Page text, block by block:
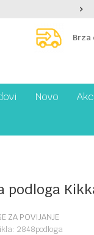
Brza
Novo
podloga
ZA POVIJANJE
2848podloga